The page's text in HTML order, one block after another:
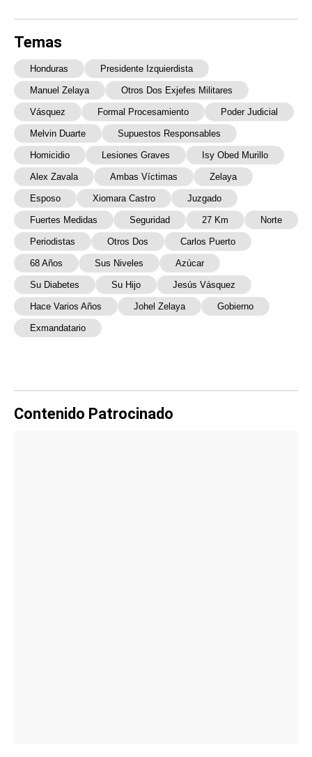
Temas
Honduras Presidente Izquierdista
Manuel Zelaya Otros Dos Exjefes Militares
Vásquez Formal Procesamiento Poder Judicial
Melvin Duarte Supuestos Responsables
Homicidio Lesiones Graves Isy Obed Murillo
Alex Zavala Ambas Víctimas Zelaya
Esposo Xiomara Castro Juzgado
Fuertes Medidas Seguridad 27 Km Norte
Periodistas Otros Dos Carlos Puerto
68 Años Sus Niveles Azúcar
Su Diabetes Su Hijo Jesús Vásquez
Hace Varios Años Johel Zelaya Gobierno
Exmandatario
Contenido Patrocinado